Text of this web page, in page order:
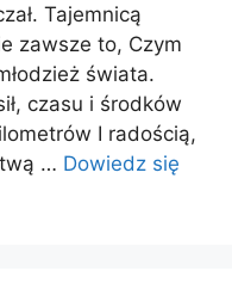
Tajemnicą
zawsze to, Czym
świata.
czasu i środków
I radością,
… Dowiedz się